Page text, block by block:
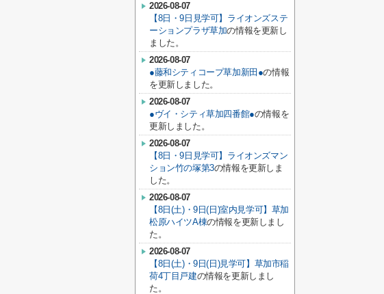
2026-08-07
【8日・9日見学可】ライオンズステ
ーションプラザ草加の情報を更新し
ました。
2026-08-07
●藤和シティコープ草加新田●の情報
を更新しました。
2026-08-07
●ヴイ・シティ草加四番館●の情報を
更新しました。
2026-08-07
【8日・9日見学可】ライオンズマン
ション竹の塚第3の情報を更新しま
した。
2026-08-07
【8日(土)・9日(日)室内見学可】草加
松原ハイツA棟の情報を更新しまし
た。
2026-08-07
【8日(土)・9日(日)見学可】草加市稲
荷4丁目戸建の情報を更新しまし
た。